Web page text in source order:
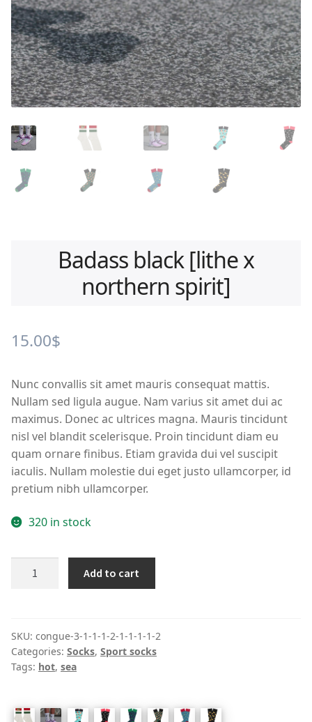
Badass black [lithe x
northern spirit]
15.00$
Nunc convallis sit amet mauris consequat mattis.
Nullam sed ligula augue. Nam varius sit amet dui ac
maximus. Donec ac ultrices magna. Mauris tincidunt
nisl vel blandit scelerisque. Proin tincidunt diam eu
quam ornare finibus. Etiam gravida dui vel suscipit
iaculis. Nullam molestie dui eget justo ullamcorper, id
pretium nibh ullamcorper.
320 in stock
northern
spirit]
quantity
Add to cart
SKU: congue-3-1-1-1-2-1-1-1-1-2
Categories: Socks, Sport socks
Tags: hot, sea